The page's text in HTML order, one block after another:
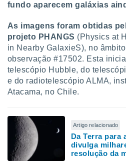
e
1199
fundo aparecem galáxias
As imagens foram obtidas
projeto PHANGS (Physics at
in Nearby GalaxieS), no
observação #17502. Esta
telescópio Hubble, do
e do radiotelescópio ALMA,
Atacama, no Chile.
Artigo relacionado
Da Terra para
divulga
resolução da